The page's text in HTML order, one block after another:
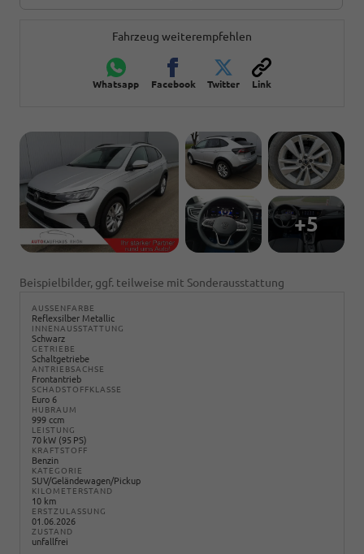
Fahrzeug weiterempfehlen
Whatsapp Facebook Twitter Link
+5
Beispielbilder, ggf. teilweise mit Sonderausstattung
AUSSENFARBE
Reflexsilber Metallic
INNENAUSSTATTUNG
Schwarz
GETRIEBE
Schaltgetriebe
ANTRIEBSACHSE
Frontantrieb
SCHADSTOFFKLASSE
Euro 6
HUBRAUM
999 ccm
LEISTUNG
70 kW (95 PS)
KRAFTSTOFF
Benzin
KATEGORIE
SUV/Geländewagen/Pickup
KILOMETERSTAND
10 km
ERSTZULASSUNG
01.06.2026
ZUSTAND
unfallfrei